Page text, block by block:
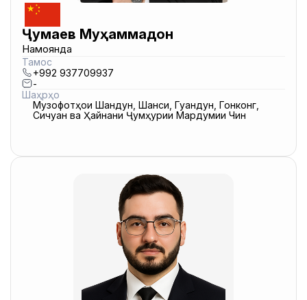
Ҷумаев Муҳаммадҷон
Намоянда
Тамос
+992 937709937
-
Шаҳрҳо
Музофотҳои Шандун, Шанси, Гуандун, Гонконг,
Сичуан ва Ҳайнани Ҷумҳурии Мардумии Чин